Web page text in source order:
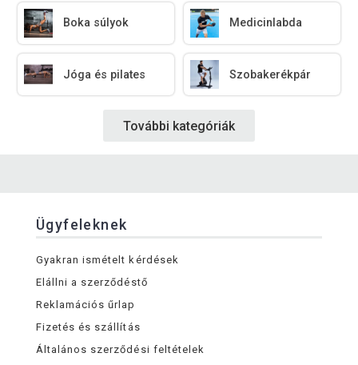
Boka súlyok Medicinlabda
Jóga és pilates Szobakerékpár
További kategóriák
Ügyfeleknek
Gyakran ismételt kérdések
Elállni a szerződéstő
Reklamációs űrlap
Fizetés és szállítás
Általános szerződési feltételek